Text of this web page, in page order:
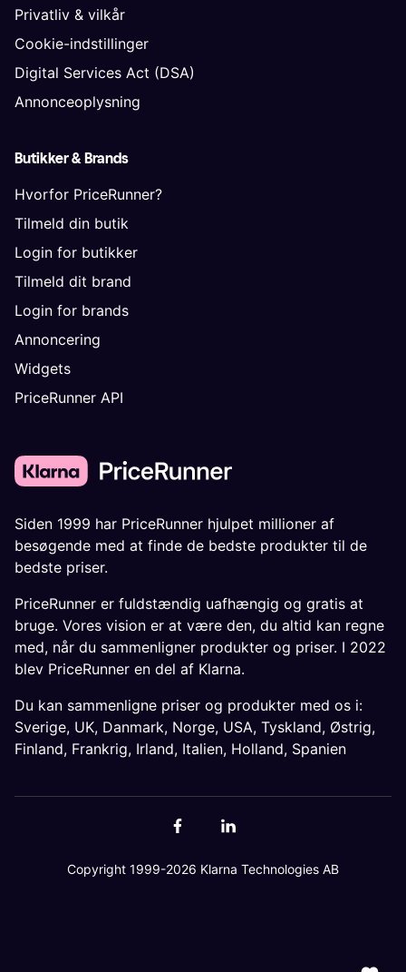
Privatliv & vilkår
Cookie-indstillinger
Digital Services Act (DSA)
Annonceoplysning
Butikker & Brands
Hvorfor PriceRunner?
Tilmeld din butik
Login for butikker
Tilmeld dit brand
Login for brands
Annoncering
Widgets
PriceRunner API
Siden 1999 har PriceRunner hjulpet millioner af
besøgende med at finde de bedste produkter til de
bedste priser.
PriceRunner er fuldstændig uafhængig og gratis at
bruge. Vores vision er at være den, du altid kan regne
med, når du sammenligner produkter og priser. I 2022
blev PriceRunner en del af Klarna.
Du kan sammenligne priser og produkter med os i:
Sverige, UK, Danmark, Norge, USA, Tyskland, Østrig,
Finland, Frankrig, Irland, Italien, Holland, Spanien
Copyright 1999-2026 Klarna Technologies AB